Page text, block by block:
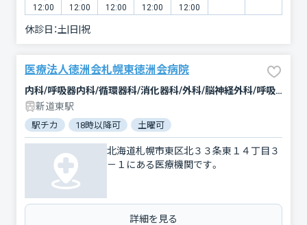
12:00
12:00
12:00
12:00
12:00
休診日：土|日|祝
医療法人徳洲会札幌東徳洲会病院
内科/呼吸器内科/循環器科/消化器科/外科/脳神経外科/呼吸器外科/心臓血管外科/乳腺外科/肛門科/整形外科/形成外科/小児科/眼科/耳鼻咽喉科/皮膚科/泌尿器科/歯科口腔外科/リハビリテーション/放射線科/臨床検査・病理診断/救急科/麻酔科
新道東駅
駅チカ 18時以降可 土曜可
北海道札幌市東区北３３条東１４丁目３
－１にある医療機関です。
詳細を見る